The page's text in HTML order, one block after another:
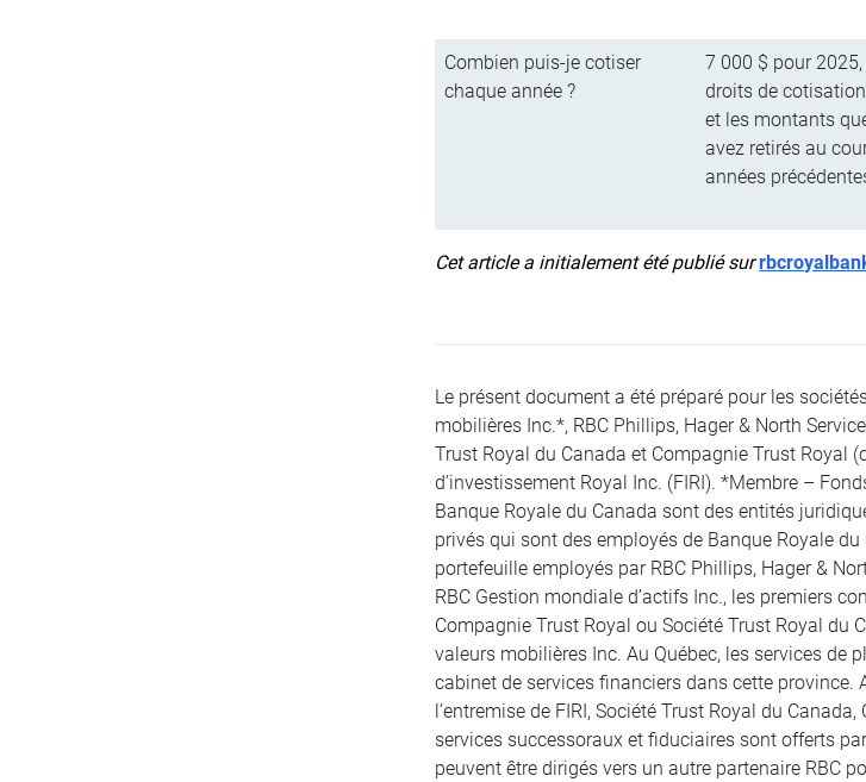
Combien puis-je cotiser
chaque année ?
7 000 $ pour
droits de
et les montants
avez retirés au
années
Cet article a initialement été publié sur
Le présent document a été préparé pour les
mobilières Inc.*, RBC Phillips, Hager & North
Trust Royal du Canada et Compagnie Trust Royal
d’investissement Royal Inc. (FIRI). *Membre –
Banque Royale du Canada sont des entités
privés qui sont des employés de Banque Royale
portefeuille employés par RBC Phillips, Hager &
RBC Gestion mondiale d’actifs Inc., les premiers
Compagnie Trust Royal ou Société Trust Royal du
valeurs mobilières Inc. Au Québec, les services
cabinet de services financiers dans cette
l’entremise de FIRI, Société Trust Royal du
services successoraux et fiduciaires sont offerts
peuvent être dirigés vers un autre partenaire RBC